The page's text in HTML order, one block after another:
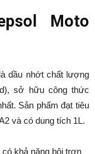
Moto
là dầu nhớt chất lượng
sở hữu công thức
Sản phẩm đạt tiêu
và có dung tích 1L.